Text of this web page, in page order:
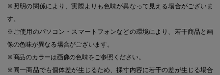
※照明の関係により、実際よりも色味が異なって見える場合がございま
す。
※ご使用のパソコン・スマートフォンなどの環境により、若干商品と画
像の色味が異なる場合がございます。
※商品のカラーは画像の色味をご参照ください。
※同一商品でも個体差が生じるため、採寸内容に若干の差が生じる場合